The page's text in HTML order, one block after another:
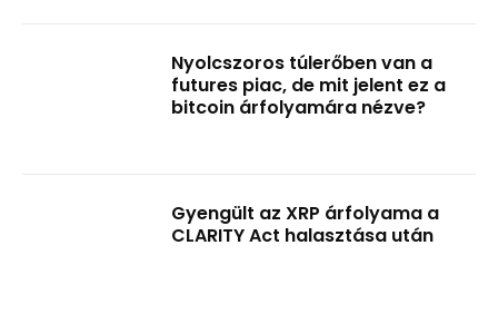
Nyolcszoros túlerőben van a
futures piac, de mit jelent ez a
bitcoin árfolyamára nézve?
Gyengült az XRP árfolyama a
CLARITY Act halasztása után